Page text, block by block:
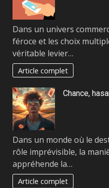
Dans un univers
féroce et les choix
véritable levier…
Article complet
Chance,
Dans un monde où le
rôle imprévisible, la
appréhende la…
Article complet